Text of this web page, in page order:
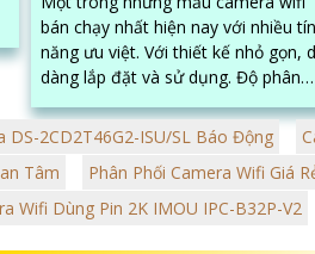
bán chạy nhất hiện nay với nhiều
năng ưu việt. Với thiết kế nhỏ gọn, dễ
dàng lắp đặt và sử dụng. Độ phân
giải cao giúp hình ảnh rõ nét và sắc
nét
DS-2CD2T46G2-ISU/SL Báo Động
Tâm
Phân Phối Camera Wifi Giá
Wifi Dùng Pin 2K IMOU IPC-B32P-V2